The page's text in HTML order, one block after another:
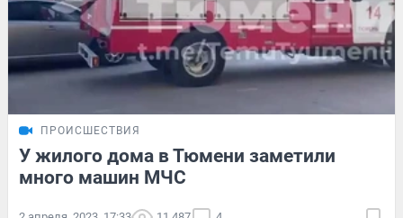
ПРОИСШЕСТВИЯ
У жилого дома в Тюмени заметили
много машин МЧС